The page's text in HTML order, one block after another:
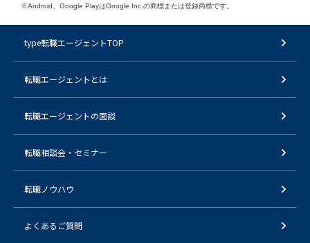
※Android、Google PlayはGoogle Inc.の商標または登録商標です。
type転職エージェントTOP
転職エージェントとは
転職エージェントの面談
転職相談会・セミナー
転職ノウハウ
よくあるご質問